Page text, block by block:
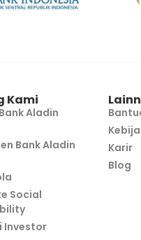
Kami
Aladin
Bank Aladin
Social
Investor
Karir
Blog